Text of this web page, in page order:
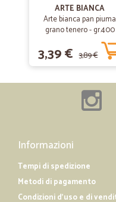
Tutto ottimo
Tutto ottimo. Ringrazio.
Rapidi, veloci, cosa aspetti a
Sito scoperto
Sito scoperto recentrmente
velocissima Ho trovato
ARTE BIANCA
Arte bianca pan piuma
grano tenero - gr.400
3,39 € 3,89 €
Informazioni
Tempi di spedizione
Metodi di pagamento
Condizioni d'uso e di